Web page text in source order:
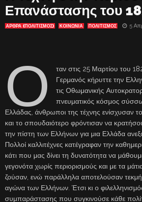
Επανάστασης του
ΆΡΘΡΑ (ΠΟΛΙΤΙΣΜΌΣ) ΚΟΙΝΩΝΙΑ ΠΟΛΙΤΙΣΜΟΣ 5
Ό
ταν στις 25 Μαρτίου του
Γερμανός κήρυττε την
τις Οθωμανικής
πνευματικός κόσμος
Ελλάδας, άνθρωποι της τέχνης ενίσχυσαν
και το σπουδαιότερο φρόντισαν να
την πίστη των Ελλήνων για μια Ελλάδα
Πολλοί καλλιτέχνες κατέγραφαν την
κάτι που μας δίνει τη δυνατότητα να
γεγονότα χωρίς περιορισμούς και με τα
ζούσαν, ενώ παράλληλα αποτελούσαν
αγώνα των Ελλήνων. Έτσι κι ο
συμπαράστασης που συγκινούσε κάθε